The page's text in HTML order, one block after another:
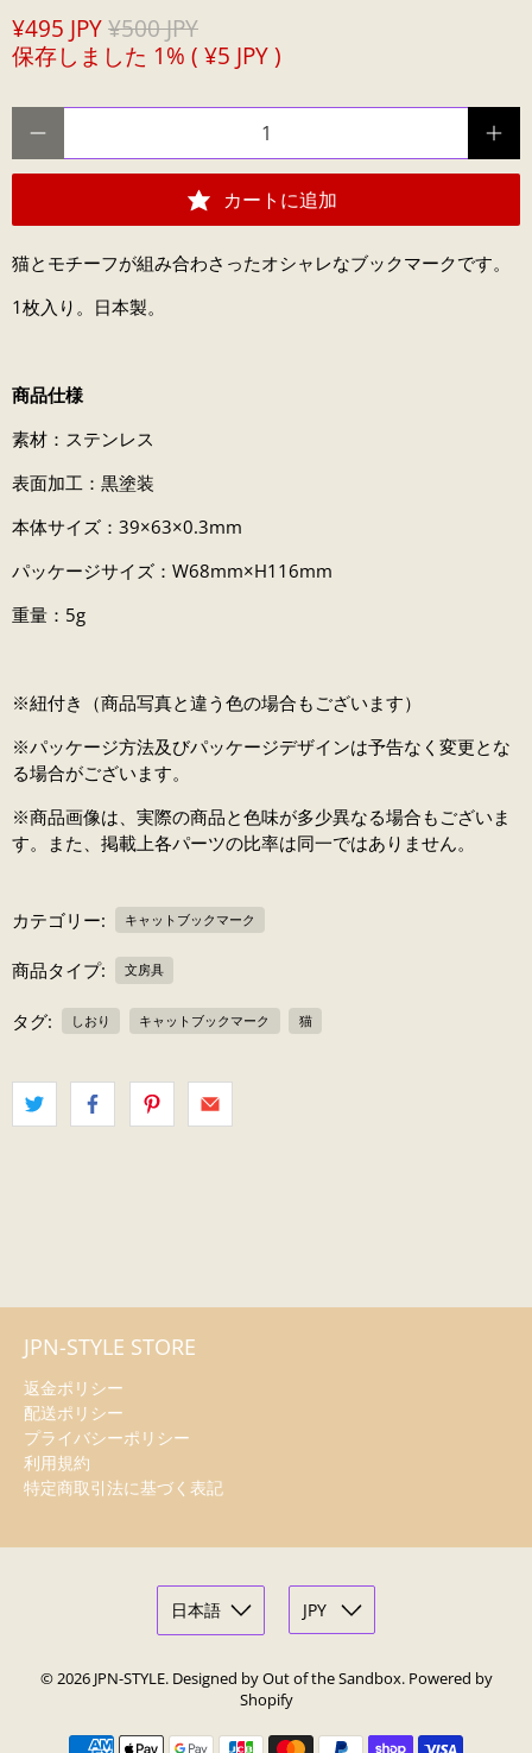
¥495 JPY ¥500 JPY
保存しました 1% ( ¥5 JPY )
カートに追加
猫とモチーフが組み合わさったオシャレなブックマークです。
1枚入り。日本製。
商品仕様
素材：ステンレス
表面加工：黒塗装
本体サイズ：39×63×0.3mm
パッケージサイズ：W68mm×H116mm
重量：5g
※紐付き（商品写真と違う色の場合もございます）
※パッケージ方法及びパッケージデザインは予告なく変更とな
る場合がございます。
※商品画像は、実際の商品と色味が多少異なる場合もございま
す。また、掲載上各パーツの比率は同一ではありません。
カテゴリー: キャットブックマーク
商品タイプ: 文房具
タグ: しおり キャットブックマーク 猫
JPN-STYLE STORE
返金ポリシー
配送ポリシー
プライバシーポリシー
利用規約
特定商取引法に基づく表記
© 2026 JPN-STYLE. Designed by Out of the Sandbox. Powered by
Shopify